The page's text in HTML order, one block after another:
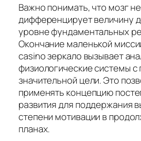
Важно понимать, что мозг не
дифференцирует величину
уровне фундаментальных
Окончание маленькой
casino зеркало вызывает
физиологические системы
значительной цели. Это
применять концепцию
развития для поддержания
степени мотивации в
планах.